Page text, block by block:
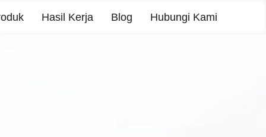
Hasil Kerja Blog Hubungi Kami